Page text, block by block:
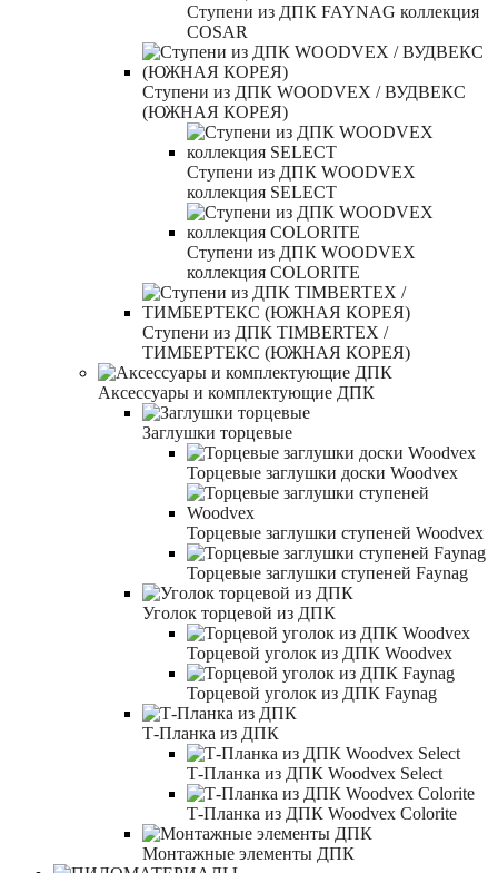
Ступени из ДПК FAYNAG коллекция
COSAR
Ступени из ДПК WOODVEX / ВУДВЕКС
(ЮЖНАЯ КОРЕЯ)
Ступени из ДПК WOODVEX
коллекция SELECT
Ступени из ДПК WOODVEX
коллекция COLORITE
Ступени из ДПК TIMBERTEX /
ТИМБЕРТЕКС (ЮЖНАЯ КОРЕЯ)
Аксессуары и комплектующие ДПК
Заглушки торцевые
Торцевые заглушки доски Woodvex
Торцевые заглушки ступеней Woodvex
Торцевые заглушки ступеней Faynag
Уголок торцевой из ДПК
Торцевой уголок из ДПК Woodvex
Торцевой уголок из ДПК Faynag
Т-Планка из ДПК
Т-Планка из ДПК Woodvex Select
Т-Планка из ДПК Woodvex Colorite
Монтажные элементы ДПК